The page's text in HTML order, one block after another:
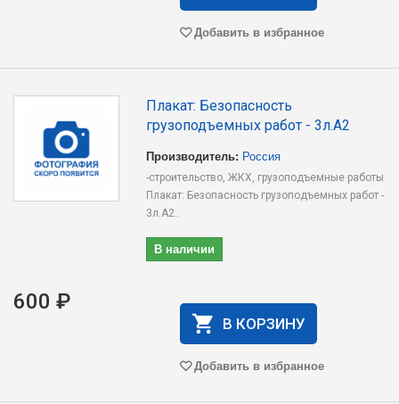
Добавить в избранное
Плакат: Безопасность
грузоподъемных работ - 3л.А2
Производитель: Россия
-строительство, ЖКХ, грузоподъемные работы
Плакат: Безопасность грузоподъемных работ -
3л.А2..
В наличии
600 ₽
В КОРЗИНУ
Добавить в избранное